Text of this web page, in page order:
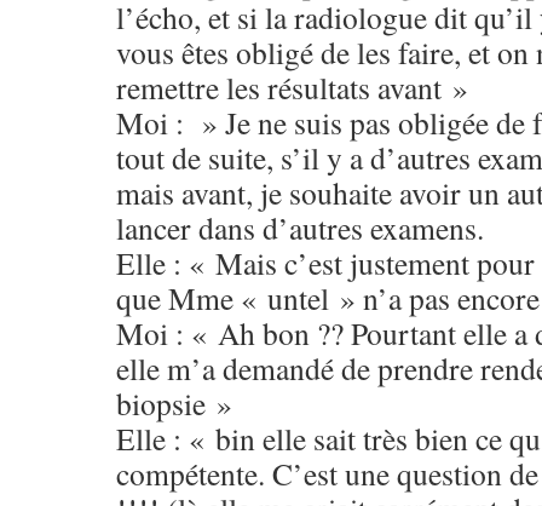
l’écho, et si la radiologue dit qu’il
vous êtes obligé de les faire, et on
remettre les résultats avant »
Moi : » Je ne suis pas obligée de
tout de suite, s’il y a d’autres
mais avant, je souhaite avoir un
lancer dans d’autres examens.
Elle : « Mais c’est justement
que Mme « untel » n’a pas
Moi : « Ah bon ?? Pourtant elle a
elle m’a demandé de prendre
biopsie »
Elle : « bin elle sait très bien ce
compétente. C’est une question